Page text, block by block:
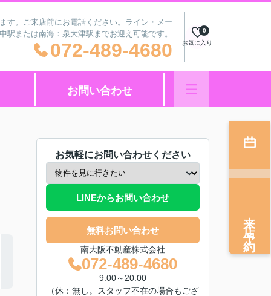
。ご来店前にお電話ください。ライン・メー
駅または南海：泉大津駅までお迎え可能です。
072-489-4680 お気に入り
0
お問い合わせ
お気軽にお問い合わせください
LINEからお問い合わせ
無料お問い合わせ
南大阪不動産株式会社
072-489-4680
9:00～20:00
（休：無し。スタッフ不在の場合もござ
来店予約